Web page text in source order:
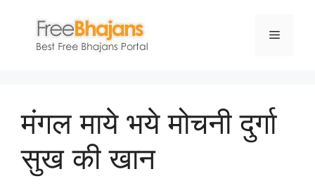
content
Menu
मंगल माये भये मोचनी दुर्गा
सुख की खान